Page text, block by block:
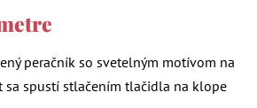
peračník so svetelným motívom na
sa spustí stlačením tlačidla na klope